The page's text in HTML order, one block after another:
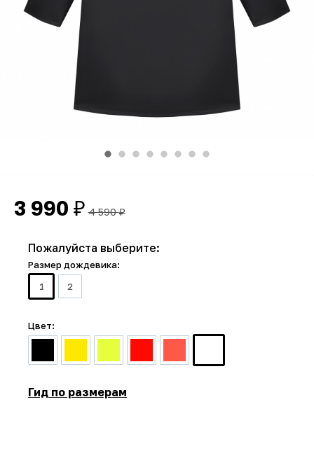
3 990 ₽ 4 590₽
Пожалуйста выберите:
Размер дождевика:
1
2
Цвет:
Гид по размерам